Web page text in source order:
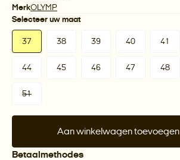
prijs
MerkOLYMP
Selecteer uw maat
37 38 39 40 41
44 45 46 47 48
51
Aan winkelwagen toevoegen
Betaalmethodes